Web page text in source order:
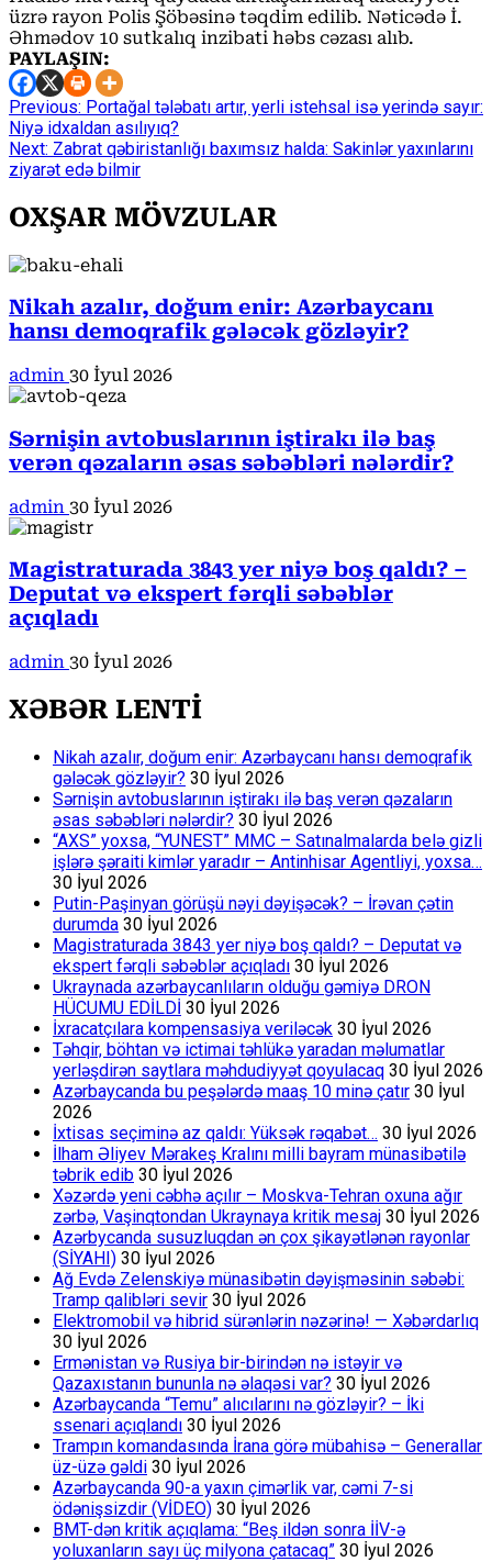
üzrə rayon Polis Şöbəsinə təqdim edilib. Nəticədə İ.
Əhmədov 10 sutkalıq inzibati həbs cəzası alıb.
PAYLAŞIN:
Continue
Reading
Previous: Portağal tələbatı artır, yerli istehsal isə yerində sayır:
Niyə idxaldan asılıyıq?
Next: Zabrat qəbiristanlığı baxımsız halda: Sakinlər yaxınlarını
ziyarət edə bilmir
OXŞAR MÖVZULAR
Nikah azalır, doğum enir: Azərbaycanı
hansı demoqrafik gələcək gözləyir?
admin 30 İyul 2026
Sərnişin avtobuslarının iştirakı ilə baş
verən qəzaların əsas səbəbləri nələrdir?
admin 30 İyul 2026
Magistraturada 3843 yer niyə boş qaldı? –
Deputat və ekspert fərqli səbəblər
açıqladı
admin 30 İyul 2026
XƏBƏR LENTİ
Nikah azalır, doğum enir: Azərbaycanı hansı demoqrafik
gələcək gözləyir? 30 İyul 2026
Sərnişin avtobuslarının iştirakı ilə baş verən qəzaların
əsas səbəbləri nələrdir? 30 İyul 2026
“AXS” yoxsa, “YUNEST” MMC – Satınalmalarda belə gizli
işlərə şəraiti kimlər yaradır – Antinhisar Agentliyi, yoxsa…
30 İyul 2026
Putin-Paşinyan görüşü nəyi dəyişəcək? – İrəvan çətin
durumda 30 İyul 2026
Magistraturada 3843 yer niyə boş qaldı? – Deputat və
ekspert fərqli səbəblər açıqladı 30 İyul 2026
Ukraynada azərbaycanlıların olduğu gəmiyə DRON
HÜCUMU EDİLDİ 30 İyul 2026
İxracatçılara kompensasiya veriləcək 30 İyul 2026
Təhqir, böhtan və ictimai təhlükə yaradan məlumatlar
yerləşdirən saytlara məhdudiyyət qoyulacaq 30 İyul 2026
Azərbaycanda bu peşələrdə maaş 10 minə çatır 30 İyul
2026
İxtisas seçiminə az qaldı: Yüksək rəqabət… 30 İyul 2026
İlham Əliyev Mərakeş Kralını milli bayram münasibətilə
təbrik edib 30 İyul 2026
Xəzərdə yeni cəbhə açılır – Moskva-Tehran oxuna ağır
zərbə, Vaşinqtondan Ukraynaya kritik mesaj 30 İyul 2026
Azərbycanda susuzluqdan ən çox şikayətlənən rayonlar
(SİYAHI) 30 İyul 2026
Ağ Evdə Zelenskiyə münasibətin dəyişməsinin səbəbi:
Tramp qalibləri sevir 30 İyul 2026
Elektromobil və hibrid sürənlərin nəzərinə! — Xəbərdarlıq
30 İyul 2026
Ermənistan və Rusiya bir-birindən nə istəyir və
Qazaxıstanın bununla nə əlaqəsi var? 30 İyul 2026
Azərbaycanda “Temu” alıcılarını nə gözləyir? – İki
ssenari açıqlandı 30 İyul 2026
Trampın komandasında İrana görə mübahisə – Generallar
üz-üzə gəldi 30 İyul 2026
Azərbaycanda 90-a yaxın çimərlik var, cəmi 7-si
ödənişsizdir (VİDEO) 30 İyul 2026
BMT-dən kritik açıqlama: “Beş ildən sonra İİV-ə
yoluxanların sayı üç milyona çatacaq” 30 İyul 2026